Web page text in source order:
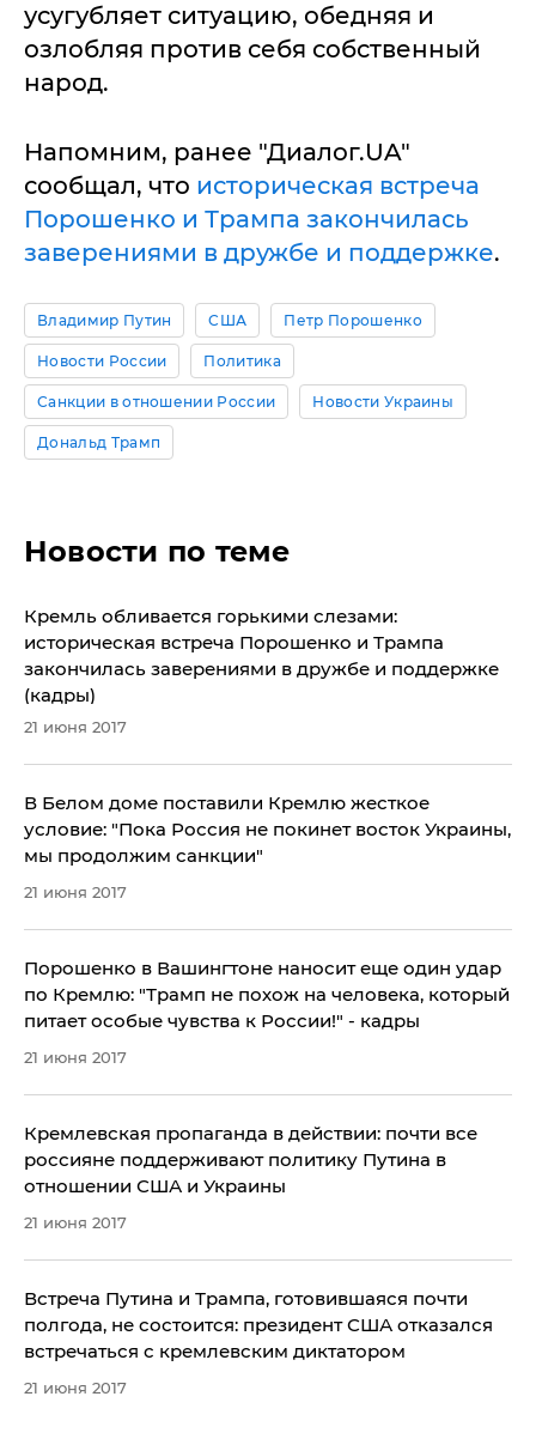
усугубляет ситуацию, обедняя и
озлобляя против себя собственный
народ.
Напомним, ранее "Диалог.UA"
сообщал, что историческая встреча
Порошенко и Трампа закончилась
заверениями в дружбе и поддержке.
Владимир Путин США Петр Порошенко
Новости России Политика
Санкции в отношении России Новости Украины
Дональд Трамп
Новости по теме
​Кремль обливается горькими слезами:
историческая встреча Порошенко и Трампа
закончилась заверениями в дружбе и поддержке
(кадры)
21 июня 2017
В Белом доме поставили Кремлю жесткое
условие: "Пока Россия не покинет восток Украины,
мы продолжим санкции"
21 июня 2017
Порошенко в Вашингтоне наносит еще один удар
по Кремлю: "Трамп не похож на человека, который
питает особые чувства к России!" - кадры
21 июня 2017
Кремлевская пропаганда в действии: почти все
россияне поддерживают политику Путина в
отношении США и Украины
21 июня 2017
Встреча Путина и Трампа, готовившаяся почти
полгода, не состоится: президент США отказался
встречаться с кремлевским диктатором
21 июня 2017